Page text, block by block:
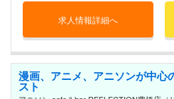
求人情報詳細へ
漫画、アニメ、アニソンが中心
スト